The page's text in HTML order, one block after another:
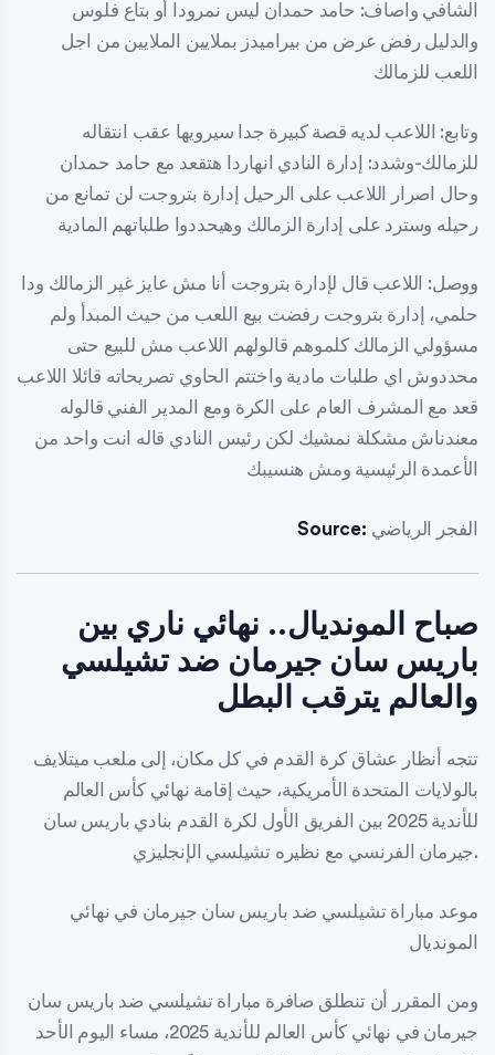
الشافي واصاف: حامد حمدان ليس نمرودا أو بتاع فلوس
والدليل رفض عرض من بيراميدز بملايين الملايين من اجل
اللعب للزمالك
وتابع: اللاعب لديه قصة كبيرة جدا سيرويها عقب انتقاله
للزمالك-وشدد: إدارة النادي انهاردا هتقعد مع حامد حمدان
وحال اصرار اللاعب على الرحيل إدارة بتروجت لن تمانع من
رحيله وسترد على إدارة الزمالك وهيحددوا طلباتهم المادية
ووصل: اللاعب قال لإدارة بتروجت أنا مش عايز غير الزمالك ودا
حلمي، ⁠إدارة بتروجت رفضت بيع اللعب من حيث المبدأ ولم
مسؤولي الزمالك كلموهم قالولهم اللاعب مش للبيع حتى
محددوش اي طلبات مادية واختتم الحاوي تصريحاته قائلا اللاعب
قعد مع المشرف العام على الكرة ومع المدير الفني قالوله
معندناش مشكلة نمشيك لكن رئيس النادي قاله انت واحد من
الأعمدة الرئيسية ومش هنسيبك
Source: الفجر الرياضي
صباح المونديال.. نهائي ناري بين
باريس سان جيرمان ضد تشيلسي
والعالم يترقب البطل
تتجه أنظار عشاق كرة القدم في كل مكان، إلى ملعب ميتلايف
بالولايات المتحدة الأمريكية، حيث إقامة نهائي كأس العالم
للأندية 2025 بين الفريق الأول لكرة القدم بنادي باريس سان
جيرمان الفرنسي مع نظيره تشيلسي الإنجليزي.
موعد مباراة تشيلسي ضد باريس سان جيرمان في نهائي
المونديال
ومن المقرر أن تنطلق صافرة مباراة تشيلسي ضد باريس سان
جيرمان في نهائي كأس العالم للأندية 2025، مساء اليوم الأحد